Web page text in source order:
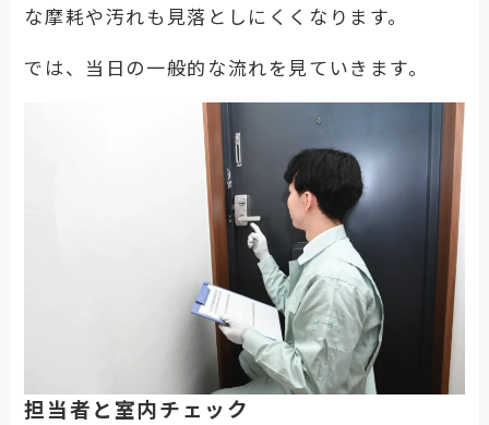
な摩耗や汚れも見落としにくくなります。
では、当日の一般的な流れを見ていきます。
担当者と室内チェック